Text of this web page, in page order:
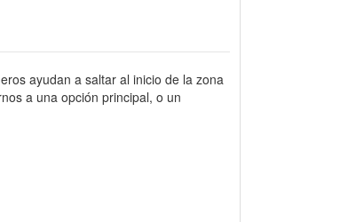
ayudan a saltar al inicio de la zona
a una opción principal, o un